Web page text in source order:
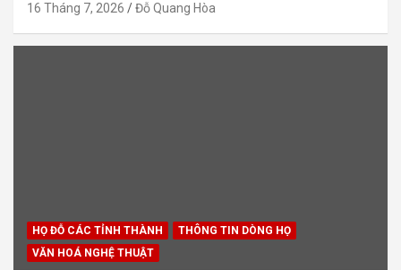
16 Tháng 7, 2026 Đỗ Quang Hòa
HỌ ĐỖ CÁC TỈNH THÀNH
THÔNG TIN DÒNG HỌ
VĂN HOÁ NGHỆ THUẬT